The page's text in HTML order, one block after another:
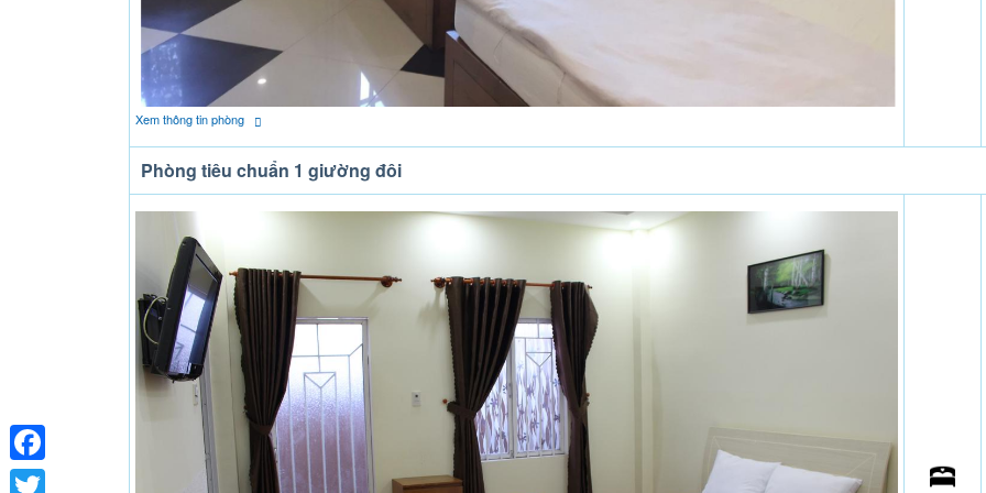
Xem thông tin phòng
Phòng tiêu chuẩn 1 giường đôi
Facebook